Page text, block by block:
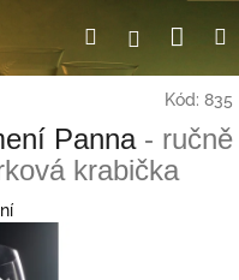
HledatPřihlášení
Kód: 835
Panna - ručně
krabička